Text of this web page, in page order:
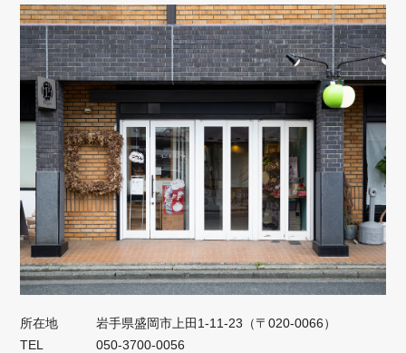
所在地
岩手県盛岡市上田1‐11‐23（〒020-0066）
TEL
050‐3700‐0056